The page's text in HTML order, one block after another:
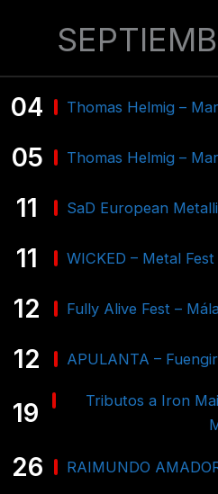
04 Thomas Helmig –
05 Thomas Helmig –
11 SaD European
11 WICKED – Metal
12 Fully Alive Fest –
12 APULANTA –
19
Tributos a Iron
26 RAIMUNDO